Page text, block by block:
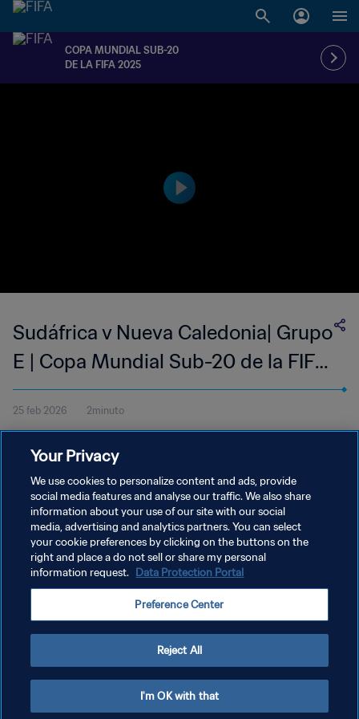
COPA MUNDIAL SUB-20
DE LA FIFA 2025
Sudáfrica v Nueva Caledonia| Grupo
E | Copa Mundial Sub-20 de la FIFA
Chile 2025™ | Resumen
25 feb 2026 2minuto
Sudáfrica y Nueva Caledonia en el Estadio El Teniente el jueves 2
de octubre a las 20:00 (hora local)
POLÍTICA DE PRIVACIDAD
AJUSTAR LA CONFIGURACIÓN DE LAS COOKIES
Copyright © 1994 - 2026 FIFA. Todos los derechos reservados.
Your Privacy
We use cookies to personalize content and ads, provide
social media features and analyse our traffic. We also share
information about your use of our site with our social
media, advertising and analytics partners. You can select
your cookie preferences by clicking on the buttons on the
right and place a do not sell or share my personal
information request. Data Protection Portal
Preference Center
Reject All
I'm OK with that